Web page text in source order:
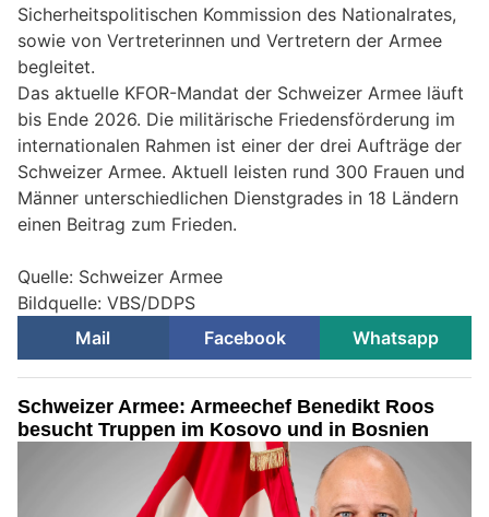
Sicherheitspolitischen Kommission des Nationalrates,
sowie von Vertreterinnen und Vertretern der Armee
begleitet.
Das aktuelle KFOR-Mandat der Schweizer Armee läuft
bis Ende 2026. Die militärische Friedensförderung im
internationalen Rahmen ist einer der drei Aufträge der
Schweizer Armee. Aktuell leisten rund 300 Frauen und
Männer unterschiedlichen Dienstgrades in 18 Ländern
einen Beitrag zum Frieden.
Quelle: Schweizer Armee
Bildquelle: VBS/DDPS
Mail
Facebook Whatsapp
Schweizer Armee: Armeechef Benedikt Roos
besucht Truppen im Kosovo und in Bosnien